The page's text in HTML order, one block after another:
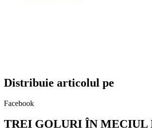
Distribuie articolul pe
Facebook
TREI GOLURI ÎN MECIUL